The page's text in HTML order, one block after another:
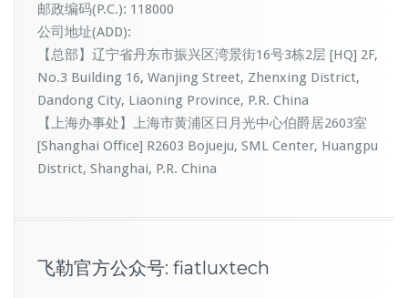
邮政编码(P.C.): 118000
公司地址(ADD):
【总部】辽宁省丹东市振兴区湾景街16号3栋2层 [HQ] 2F,
No.3 Building 16, Wanjing Street, Zhenxing District,
Dandong City, Liaoning Province, P.R. China
【上海办事处】上海市黄浦区日月光中心伯爵居2603室
[Shanghai Office] R2603 Bojueju, SML Center, Huangpu
District, Shanghai, P.R. China
飞勒官方公众号: fiatluxtech